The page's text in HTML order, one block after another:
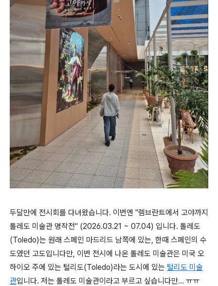
두달만에 전시회를 다녀왔습니다. 이번엔 "렘브란트에서 고야까지
톨레도 미술관 명작전" (2026.03.21 ~ 07.04) 입니다. 톨레도
(Toledo)는 원래 스페인 마드리드 남쪽에 있는, 한때 스페인의 수
도였던 고도입니다만, 이번 전시에 나온 톨레도 미술관은 미국 오
하이오 주에 있는 털리도(Toledo)라는 도시에 있는 털리도 미술
관입니다. 저는 톨레도 미술관이라고 부르고 싶습니다만... ㅠㅠ